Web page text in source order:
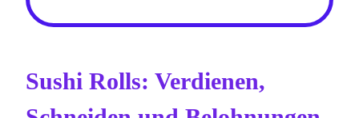
Sushi Rolls: Verdienen,